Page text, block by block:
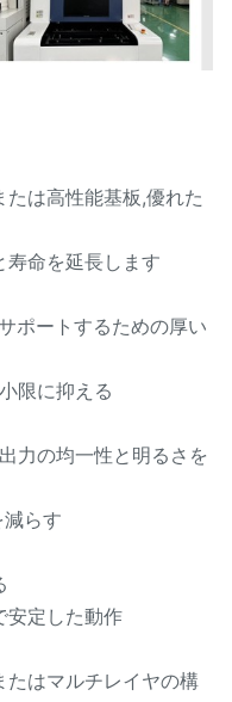
は高性能基板,優れた
寿命を延長します
ポートするための厚い
限に抑える
力の均一性と明るさを
らす
定した動作
はマルチレイヤの構